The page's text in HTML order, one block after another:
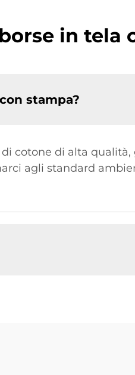
in tela
stampa?
cotone di alta
agli standard